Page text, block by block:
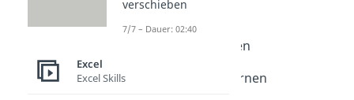
Excel Tabelle erstellen
Dauer: 02:17
Excel leere Zeilen löschen
Dauer: 02:59
Excel Leerzeichen entfernen
verschieben
7/7 – Dauer: 02:40
Excel
Excel Skills